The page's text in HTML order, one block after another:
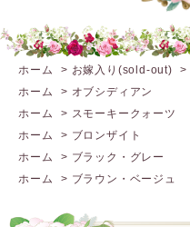
ホーム > お嫁入り(sold-out) >
ホーム
> オブシディアン
ホーム
> スモーキークォーツ
ホーム
> ブロンザイト
ホーム
> ブラック・グレー
ホーム
> ブラウン・ベージュ